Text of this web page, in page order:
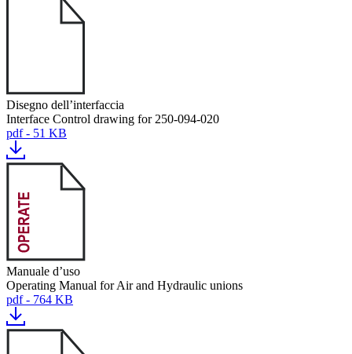
Disegno dell’interfaccia
Interface Control drawing for 250-094-020
pdf - 51 KB
Manuale d’uso
Operating Manual for Air and Hydraulic unions
pdf - 764 KB